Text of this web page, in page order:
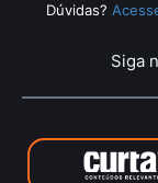
Dúvidas?
Siga